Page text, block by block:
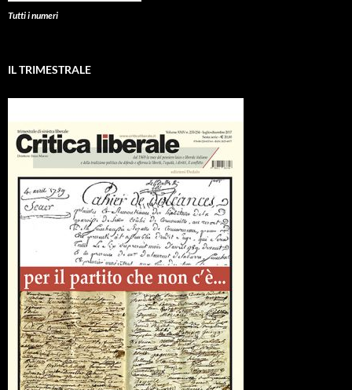
Tutti i numeri
IL TRIMESTRALE